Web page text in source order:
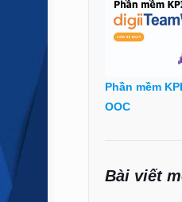
Phần mềm
OOC
Bài viết